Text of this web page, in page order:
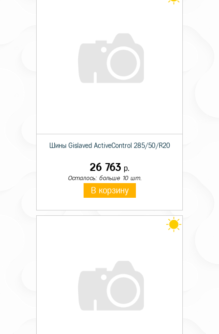
Шины Gislaved ActiveControl 285/50/R20
26 763р.
Осталось: больше 10 шт.
В корзину